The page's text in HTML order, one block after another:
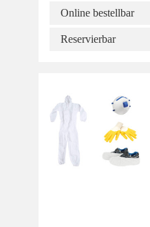
Online bestellbar
Reservierbar